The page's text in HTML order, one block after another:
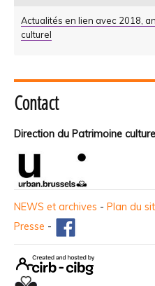
Actualités en lien avec 2018,
culturel
Contact
Direction du Patrimoine culturel
NEWS et archives - Plan du
Presse -